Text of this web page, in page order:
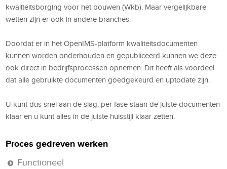
kwaliteitsborging voor het bouwen (Wkb). Maar vergelijkbare
wetten zijn er ook in andere branches.
Doordat er in het OpenIMS-platform kwaliteitsdocumenten
kunnen worden onderhouden en gepubliceerd kunnen we deze
ook direct in bedrijfsprocessen opnemen. Dit heeft als voordeel
dat alle gebruikte documenten goedgekeurd en uptodate zijn.
U kunt dus snel aan de slag, per fase staan de juiste documenten
klaar en u kunt alles in de juiste huisstijl klaar zetten.
Proces gedreven werken
Functioneel